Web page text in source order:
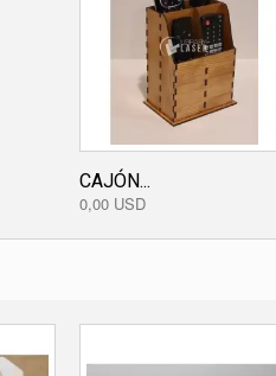
CAJÓN...
0,00 USD